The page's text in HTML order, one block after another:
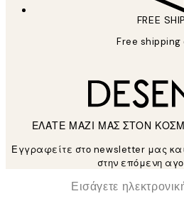
FREE
Free
ΕΛΑΤΕ ΜΑΖΙ ΜΑΣ ΣΤΟΝ
Εγγραφείτε στο newsletter μας
στην επόμενη
Ηλεκτρονική Διεύθυνση